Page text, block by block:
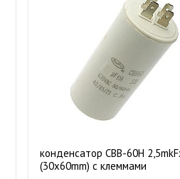
конденсатор CBB-60Н
(30х60mm) c клеммами